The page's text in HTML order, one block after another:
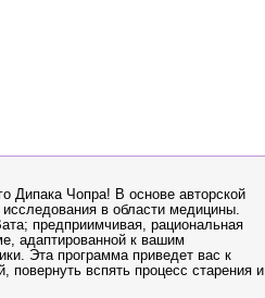
Дипака Чопра! В основе авторской
в области медицины.
предприимчивая, рациональная
адаптированной к вашим
Эта программа приведет вас к
вспять процесс старения и